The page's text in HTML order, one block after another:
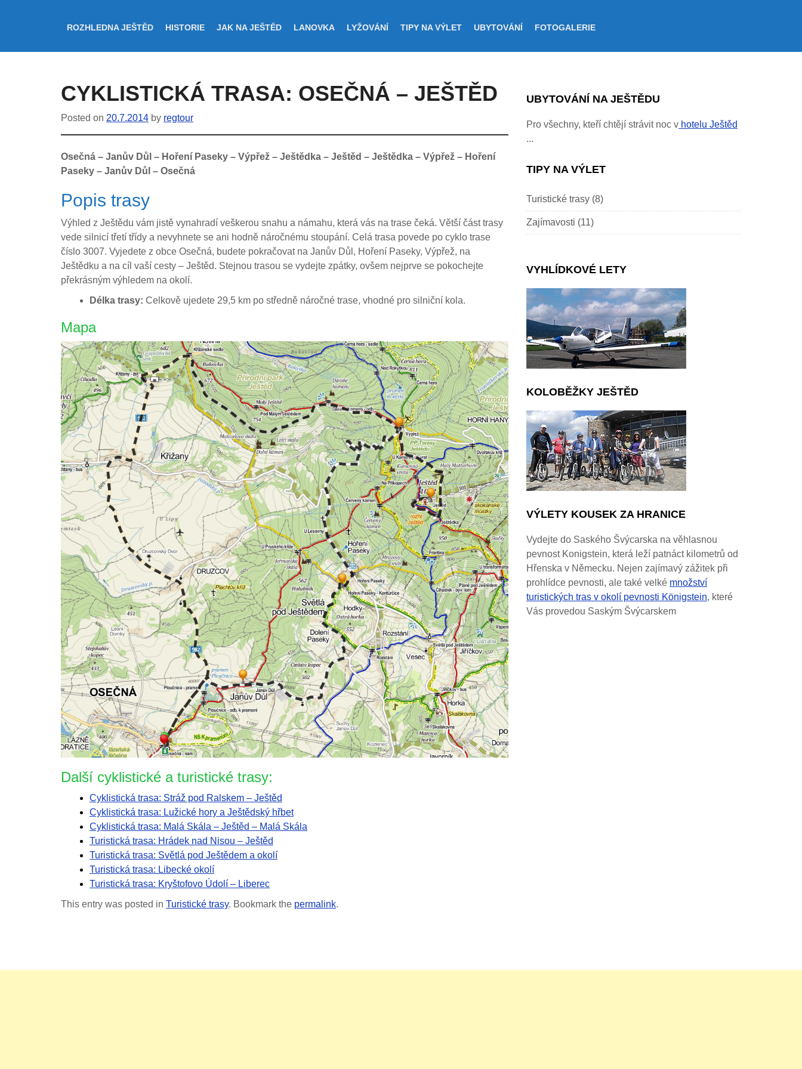
ROZHLEDNA JEŠTĚD HISTORIE JAK NA JEŠTĚD LANOVKA LYŽOVÁNÍ TIPY NA VÝLET UBYTOVÁNÍ FOTOGALERIE
CYKLISTICKÁ TRASA: OSEČNÁ – JEŠTĚD
Posted on 20.7.2014 by regtour
Osečná – Janův Důl – Hoření Paseky – Výpřež – Ještědka – Ještěd – Ještědka – Výpřež – Hoření
Paseky – Janův Důl – Osečná
Popis trasy
Výhled z Ještědu vám jistě vynahradí veškerou snahu a námahu, která vás na trase čeká. Větší část trasy
vede silnicí třetí třídy a nevyhnete se ani hodně náročnému stoupání. Celá trasa povede po cyklo trase
číslo 3007. Vyjedete z obce Osečná, budete pokračovat na Janův Důl, Hoření Paseky, Výpřež, na
Ještědku a na cíl vaší cesty – Ještěd. Stejnou trasou se vydejte zpátky, ovšem nejprve se pokochejte
překrásným výhledem na okolí.
Délka trasy: Celkově ujedete 29,5 km po středně náročné trase, vhodné pro silniční kola.
Mapa
Další cyklistické a turistické trasy:
Cyklistická trasa: Stráž pod Ralskem – Ještěd
Cyklistická trasa: Lužické hory a Ještědský hřbet
Cyklistická trasa: Malá Skála – Ještěd – Malá Skála
Turistická trasa: Hrádek nad Nisou – Ještěd
Turistická trasa: Světlá pod Ještědem a okolí
Turistická trasa: Libecké okolí
Turistická trasa: Kryštofovo Údolí – Liberec
This entry was posted in Turistické trasy. Bookmark the permalink.
UBYTOVÁNÍ NA JEŠTĚDU
Pro všechny, kteří chtějí strávit noc v hotelu Ještěd
...
TIPY NA VÝLET
Turistické trasy (8)
Zajímavosti (11)
VYHLÍDKOVÉ LETY
KOLOBĚŽKY JEŠTĚD
VÝLETY KOUSEK ZA HRANICE
Vydejte do Saského Švýcarska na věhlasnou
pevnost Konigstein, která leží patnáct kilometrů od
Hřenska v Německu. Nejen zajímavý zážitek při
prohlídce pevnosti, ale také velké množství
turistických tras v okolí pevnosti Königstein, které
Vás provedou Saským Švýcarskem